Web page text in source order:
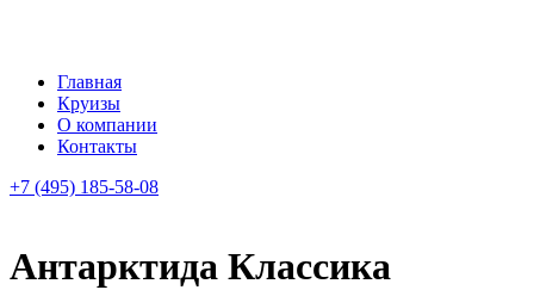
Главная
Круизы
О компании
Контакты
+7 (495) 185-58-08
Антарктида Классика